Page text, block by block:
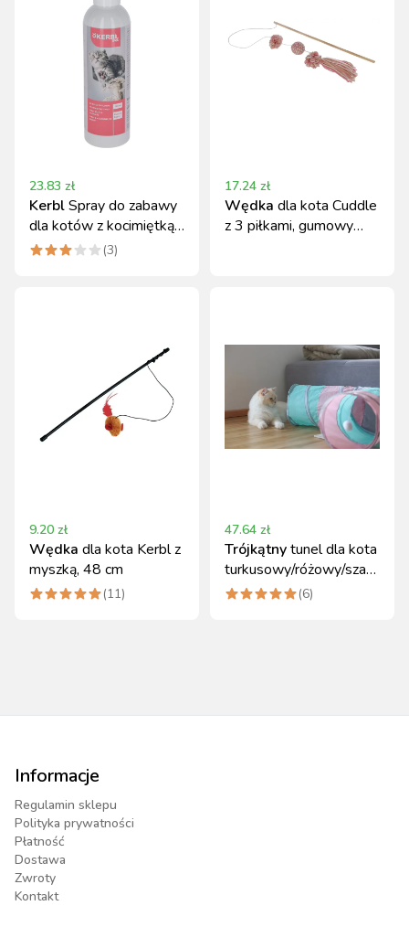
23.83 zł
KerblSpray do zabawy
dla kotów z kocimiętką
200 ml
(3)
17.24 zł
Wędka dla kota Cuddle
z 3 piłkami, gumowy
9.20 zł
Wędka dla kota Kerbl z
myszką, 48 cm
(11)
47.64 zł
Trójkątnytunel dla kota
turkusowy/różowy/szary
25x80x50 cm Kerbl
(6)
Informacje
Regulamin sklepu
Polityka prywatności
Płatność
Dostawa
Zwroty
Kontakt